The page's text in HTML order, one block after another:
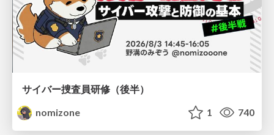
サイバー捜査員研修（後半）
nomizone
1 740